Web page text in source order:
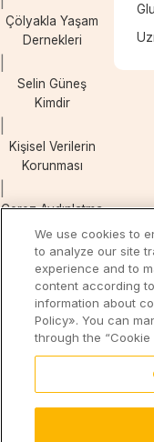
Çölyakla Yaşam
Dernekleri
Selin Güneş
Kimdir
Kişisel Verilerin
Korunması
Çerez Aydınlatma
Metni
Eti
We use cookies to
to analyze our site
experience and to
content according
information about
Policy». You can
through the “Cookie